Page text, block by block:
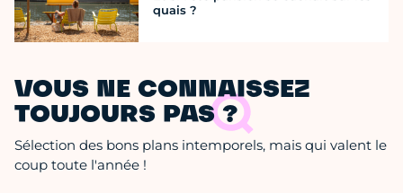
quais ?
VOUS NE CONNAISSEZ
TOUJOURS PAS ?
Sélection des bons plans intemporels, mais qui valent le
coup toute l'année !